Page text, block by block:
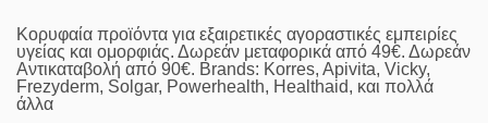
Κορυφαία προϊόντα για εξαιρετικές αγοραστικές εμπειρίες
υγείας και ομορφιάς. Δωρεάν μεταφορικά από 49€. Δωρεάν
Αντικαταβολή από 90€. Brands: Korres, Apivita, Vicky,
Frezyderm, Solgar, Powerhealth, Healthaid, και πολλά
άλλα